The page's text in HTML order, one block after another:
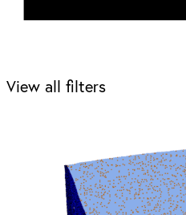
View all filters